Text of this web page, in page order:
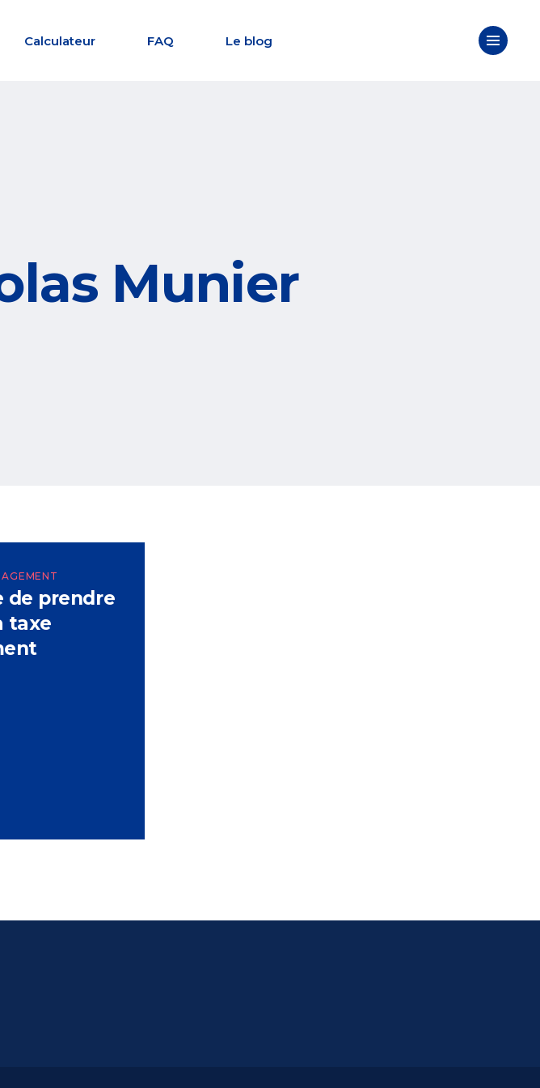
Calculateur FAQ Le blog
Munier
de prendre
taxe